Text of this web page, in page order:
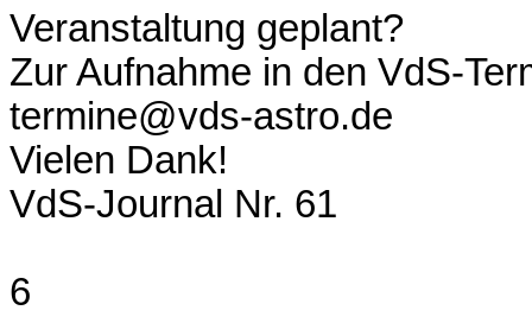
Veranstaltung geplant?
Zur Aufnahme in den VdS-
termine@vds-astro.de
Vielen Dank!
VdS-Journal Nr. 61
6